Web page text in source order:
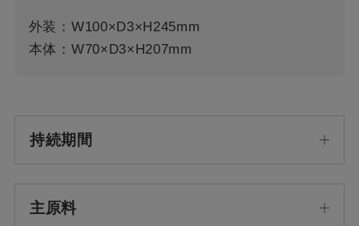
外装：W100×D3×H245mm
本体：W70×D3×H207mm
持続期間
主原料